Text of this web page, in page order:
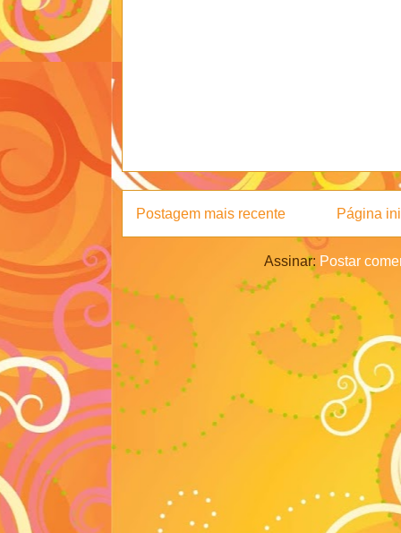
Postagem mais recente Página
Assinar: Postar